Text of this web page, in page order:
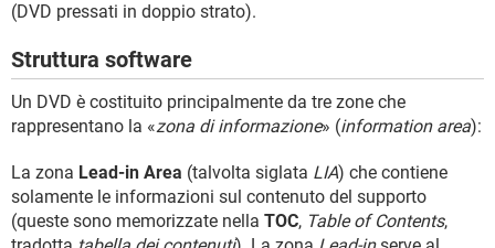
(DVD pressati in doppio strato).
Struttura software
Un DVD è costituito principalmente da tre zone che
rappresentano la «zona di informazione» (information area):
La zona Lead-in Area (talvolta siglata LIA) che contiene
solamente le informazioni sul contenuto del supporto
(queste sono memorizzate nella TOC, Table of Contents,